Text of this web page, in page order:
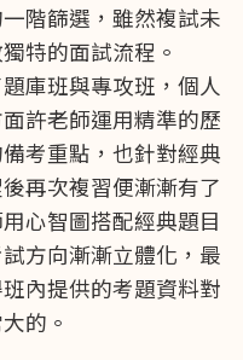
階篩選，雖然複試未
特的面試流程。
庫班與專攻班，個人
許老師運用精準的歷
考重點，也針對經典
再次複習便漸漸有了
心智圖搭配經典題目
方向漸漸立體化，最
內提供的考題資料對
的。